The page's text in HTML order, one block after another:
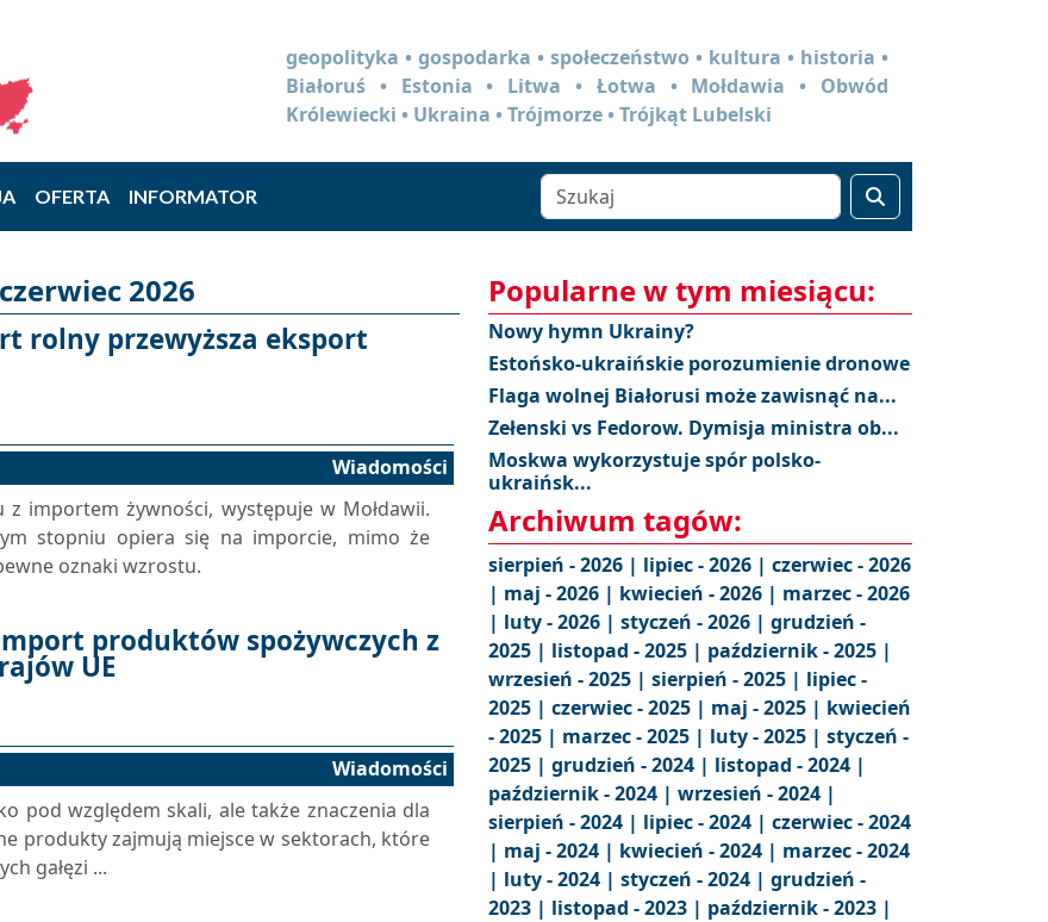
geopolityka • gospodarka • społeczeństwo • kultura • historia •
Białoruś • Estonia • Litwa • Łotwa • Mołdawia • Obwód
Królewiecki • Ukraina • Trójmorze • Trójkąt Lubelski
OFERTA INFORMATOR
2026
rolny przewyższa eksport
Wiadomości
importem żywności, występuje w Mołdawii.
stopniu opiera się na imporcie, mimo że
oznaki wzrostu.
produktów spożywczych z
UE
Wiadomości
pod względem skali, ale także znaczenia dla
produkty zajmują miejsce w sektorach, które
gałęzi ...
Popularne w tym miesiącu:
Nowy hymn Ukrainy?
Estońsko-ukraińskie porozumienie dronowe
Flaga wolnej Białorusi może zawisnąć na...
Zełenski vs Fedorow. Dymisja ministra ob...
Moskwa wykorzystuje spór polsko-
ukraińsk...
Archiwum tagów:
sierpień - 2026 | lipiec - 2026 | czerwiec - 2026
| maj - 2026 | kwiecień - 2026 | marzec - 2026
| luty - 2026 | styczeń - 2026 | grudzień -
2025 | listopad - 2025 | październik - 2025 |
wrzesień - 2025 | sierpień - 2025 | lipiec -
2025 | czerwiec - 2025 | maj - 2025 | kwiecień
- 2025 | marzec - 2025 | luty - 2025 | styczeń -
2025 | grudzień - 2024 | listopad - 2024 |
październik - 2024 | wrzesień - 2024 |
sierpień - 2024 | lipiec - 2024 | czerwiec - 2024
| maj - 2024 | kwiecień - 2024 | marzec - 2024
| luty - 2024 | styczeń - 2024 | grudzień -
2023 | listopad - 2023 | październik - 2023 |